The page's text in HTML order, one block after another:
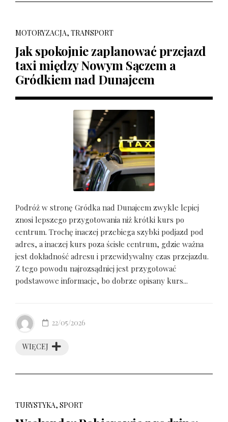
MOTORYZACJA, TRANSPORT
Jak spokojnie zaplanować przejazd
taxi między Nowym Sączem a
Gródkiem nad Dunajcem
Podróż w stronę Gródka nad Dunajcem zwykle lepiej
znosi lepszego przygotowania niż krótki kurs po
centrum. Trochę inaczej przebiega szybki podjazd pod
adres, a inaczej kurs poza ścisłe centrum, gdzie ważna
jest dokładność adresu i przewidywalny czas przejazdu.
Z tego powodu najrozsądniej jest przygotować
podstawowe informacje, bo dobrze opisany kurs...
WIĘCEJ
22/05/2026
TURYSTYKA, SPORT